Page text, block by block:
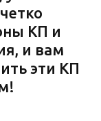
КП и
и вам
эти КП